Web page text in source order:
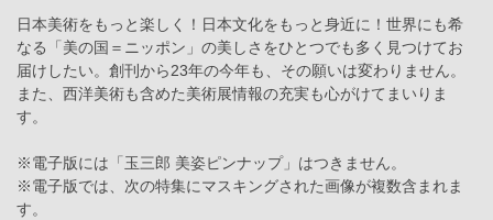
日本美術をもっと楽しく！日本文化をもっと身近に！世界にも希
なる「美の国＝ニッポン」の美しさをひとつでも多く見つけてお
届けしたい。創刊から23年の今年も、その願いは変わりません。
また、西洋美術も含めた美術展情報の充実も心がけてまいりま
す。
※電子版には「玉三郎 美姿ピンナップ」はつきません。
※電子版では、次の特集にマスキングされた画像が複数含まれま
す。